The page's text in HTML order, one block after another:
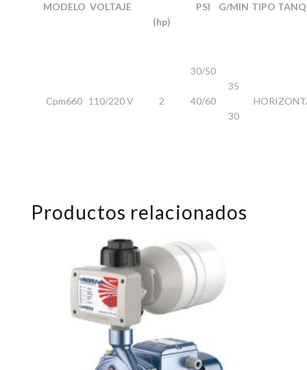
MODELO VOLTAJE
(hp)
PSI G/MIN TIPO
Cpm660 110/220 V 2
30/50
40/60
35
30
Productos relacionados